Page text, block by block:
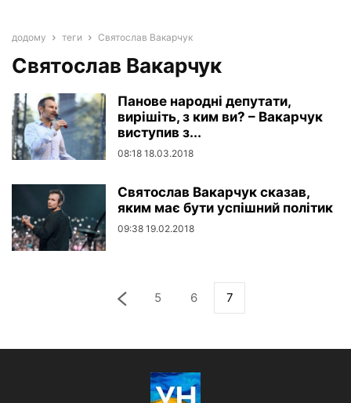
додому теги Святослав Вакарчук
Святослав Вакарчук
Панове народні депутати,
вирішіть, з ким ви? – Вакарчук
виступив з...
08:18 18.03.2018
Святослав Вакарчук сказав,
яким має бути успішний політик
09:38 19.02.2018
5 6 7